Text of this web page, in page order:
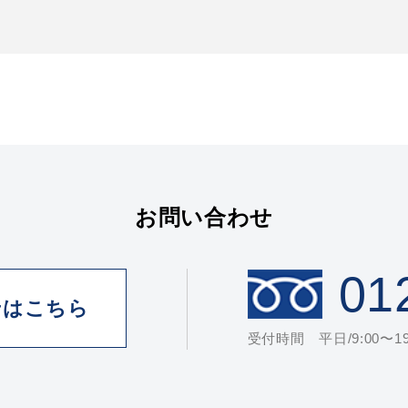
お問い合わせ
こちら
受付時間 平日/9:00〜